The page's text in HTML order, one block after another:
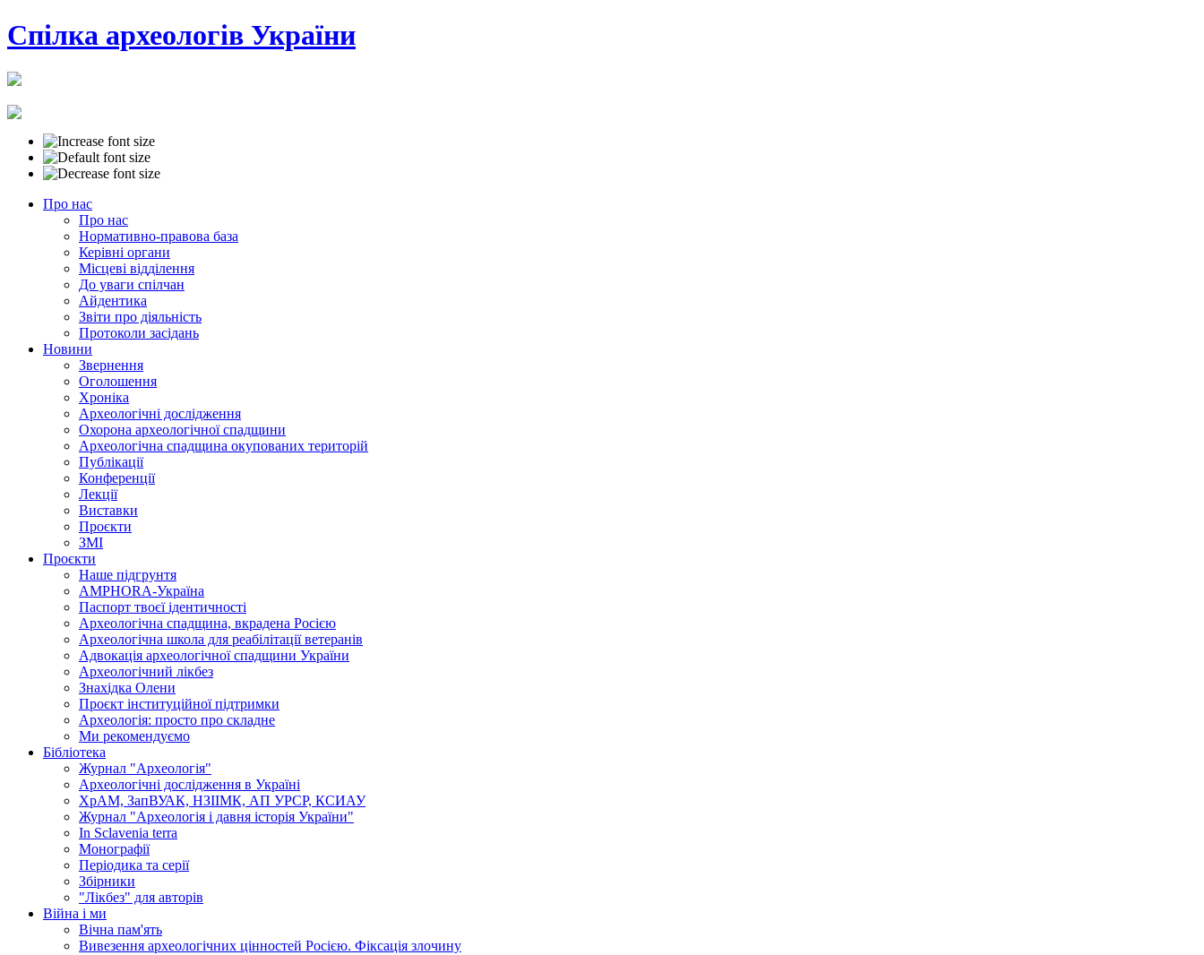
Cпілка археологів України
Про нас
Про нас
Нормативно-правова база
Керівні органи
Місцеві відділення
До уваги спілчан
Айдентика
Звіти про діяльність
Протоколи засідань
Новини
Звернення
Оголошення
Хроніка
Археологічні дослідження
Охорона археологічної спадщини
Археологічна спадщина окупованих територій
Публікації
Конференції
Лекції
Виставки
Проєкти
ЗМІ
Проєкти
Наше підгрунтя
AMPHORA-Україна
Паспорт твоєї ідентичності
Археологічна спадщина, вкрадена Росією
Археологічна школа для реабілітації ветеранів
Адвокація археологічної спадщини України
Археологічний лікбез
Знахідка Олени
Проєкт інституційної підтримки
Археологія: просто про складне
Ми рекомендуємо
Бібліотека
Журнал "Археологія"
Археологічні дослідження в Україні
ХрАМ, ЗапВУАК, НЗІІМК, АП УРСР, КСИАУ
Журнал "Археологія і давня історія України"
In Sclavenia terra
Монографії
Періодика та серії
Збірники
"Лікбез" для авторів
Війна і ми
Вічна пам'ять
Вивезення археологічних цінностей Росією. Фіксація злочину